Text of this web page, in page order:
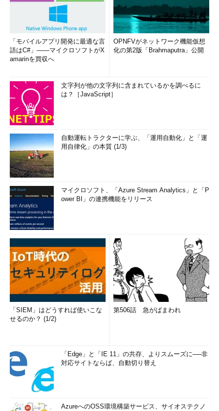
「モバイルアプリ開発に最適な言
語はC#」――マイクロソフトがX
amarinを買収へ
OPNFVがネットワーク機能仮想
化の第2版「Brahmaputra」公開
文字列が他の文字列に含まれているかを調べるに
は？［JavaScript］
自動運転トラクターに学ぶ、「運用自動化」と「運
用自律化」の本質 (1/3)
マイクロソフト、「Azure Stream Analytics」と「P
ower BI」の連携機能をリリース
「SIEM」はどうすれば使いこな
せるのか？ (1/2)
第506話 急がばまわれ
「Edge」と「IE 11」の共存、よりスムーズに──非
対応サイトならば、自動切り替え
AzureへのOSS環境構築サービス、サイオステクノ